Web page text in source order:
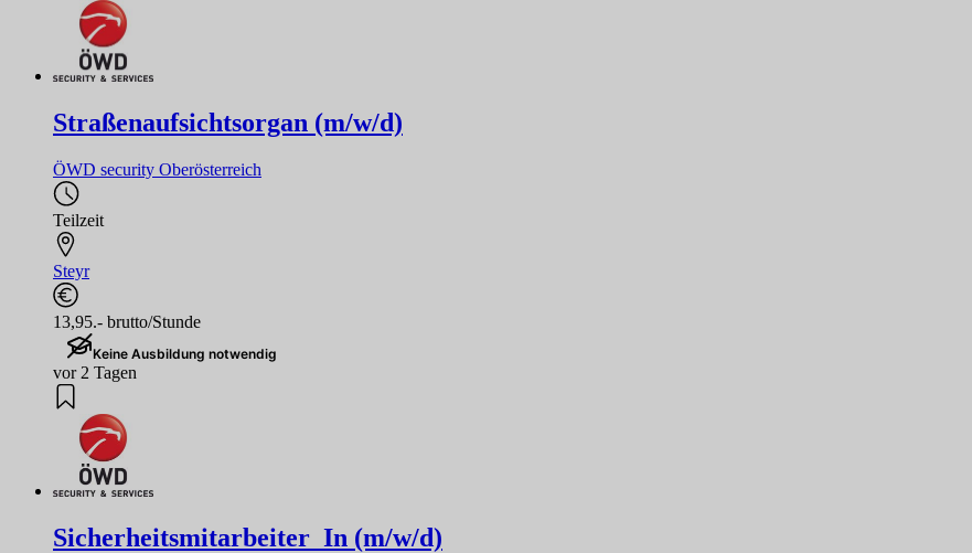
Straßenaufsichtsorgan (m/w/d)
ÖWD security Oberösterreich
Teilzeit
Steyr
13,95.- brutto/Stunde
Keine Ausbildung notwendig
vor 2 Tagen
Sicherheitsmitarbeiter_In (m/w/d)